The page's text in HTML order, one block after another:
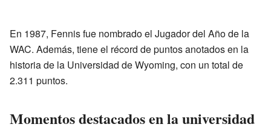
En 1987, Fennis fue nombrado el Jugador del Año de la
WAC. Además, tiene el récord de puntos anotados en la
historia de la Universidad de Wyoming, con un total de
2.311 puntos.
Momentos destacados en la universidad